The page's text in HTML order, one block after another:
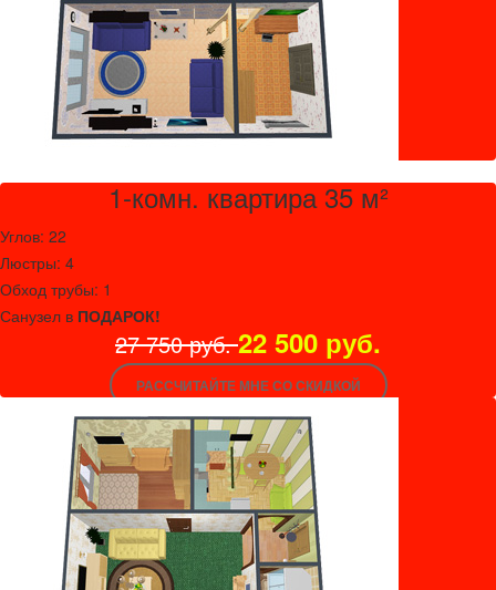
1-комн. квартира 35 м²
Углов: 22
Люстры: 4
Обход трубы: 1
Санузел в ПОДАРОК!
27 750 руб.22 500 руб.
РАССЧИТАЙТЕ МНЕ СО СКИДКОЙ